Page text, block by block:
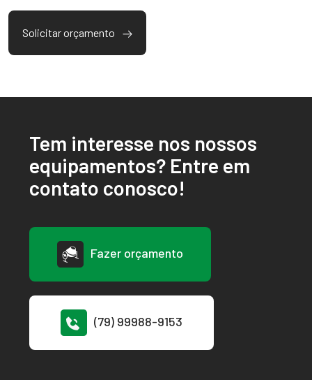
Solicitar orçamento
Tem interesse nos nossos
equipamentos? Entre em
contato conosco!
Fazer orçamento
(79) 99988-9153